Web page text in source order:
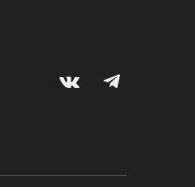
VKontakteTelegram